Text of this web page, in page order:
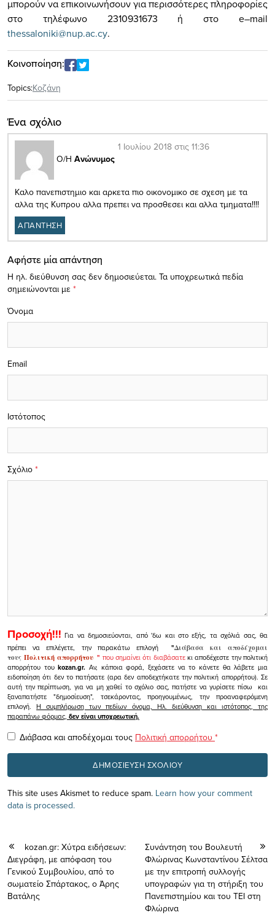
μπορούν να επικοινωνήσουν για περισσότερες πληροφορίες
στο τηλέφωνο 2310931673 ή στο e–mail
thessaloniki@nup.ac.cy.
Κοινοποίηση:
Topics:Κοζάνη
Ένα σχόλιο
Ο/Η Ανώνυμος
1 Ιουλίου 2018 στις 11:36
Kαλο πανεπιστημιο και αρκετα πιο οικονομικο σε σχεση με τα
αλλα της Κυπρου αλλα πρεπει να προσθεσει και αλλα τμηματα!!!!
ΑΠΑΝΤΗΣΗ
Αφήστε μία απάντηση
Η ηλ. διεύθυνση σας δεν δημοσιεύεται. Τα υποχρεωτικά πεδία
σημειώνονται με *
Σχόλιο *
Όνομα
Email
Ιστότοπος
Προσοχή!!! Για να δημοσιεύονται, από 'δω και στο εξής, τα σχόλιά σας, θα
πρέπει να επιλέγετε, την παρακάτω επιλογή
"Διάβασα και αποδέχομαι
τουςΠολιτική απορρήτου" που σημαίνει ότι διαβάσατεκι αποδέχεστε την πολιτική
απορρήτου τουkozan.gr. Αν, κάποια φορά, ξεχάσετε να το κάνετε θα λάβετε μια
ειδοποίηση ότι δεν το πατήσατε (αρα δεν αποδεχτήκατε την πολιτική απορρήτου). Σε
αυτή την περίπτωση, για να μη χαθεί το σχόλιο σας, πατήστε να γυρίσετε πίσω και
ξαναπατήστε "δημοσίευση", τσεκάροντας, προηγουμένως, την προαναφερόμενη
επιλογή.Η συμπλήρωση των πεδίων όνομα, Ηλ. διεύθυνση και ιστότοπος, της
παραπάνω φόρμας, δεν είναι υποχρεωτική.
Διάβασα και αποδέχομαι τους Πολιτική απορρήτου *
This site uses Akismet to reduce spam. Learn how your comment
data is processed.
kozan.gr: Χύτρα ειδήσεων:
Διεγράφη, με απόφαση του
Γενικού Συμβουλίου, από το
σωματείο Σπάρτακος, ο Άρης
Βατάλης
Συνάντηση του Βουλευτή
Φλώρινας Κωνσταντίνου Σέλτσα
με την επιτροπή συλλογής
υπογραφών για τη στήριξη του
Πανεπιστημίου και του ΤΕΙ στη
Φλώρινα